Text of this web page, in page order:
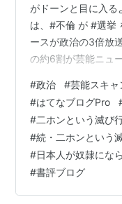
がドーンと目に入
は、#不倫 が #選挙
ースが政治の3倍放
の約6割が芸能ニュ
情報に夢中になり、
ちゃうんだろう？
く教養娯楽本屋さん
事にしているよ。
関わってるよ。 た
#政治 #芸能スキャ
#はてなブログPro
#二ホンという滅び
#続・二ホンという
#日本人が奴隷にな
#書評ブログ